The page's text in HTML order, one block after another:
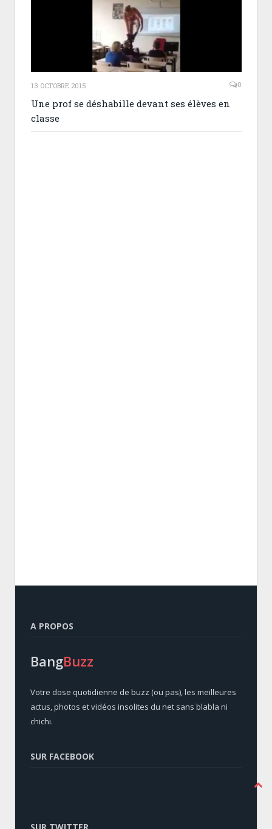
13 OCTOBRE 2015 0
Une prof se déshabille devant ses élèves en
classe
A PROPOS
BangBuzz
Votre dose quotidienne de buzz (ou pas), les meilleures
actus, photos et vidéos insolites du net sans blabla ni
chichi.
SUR FACEBOOK